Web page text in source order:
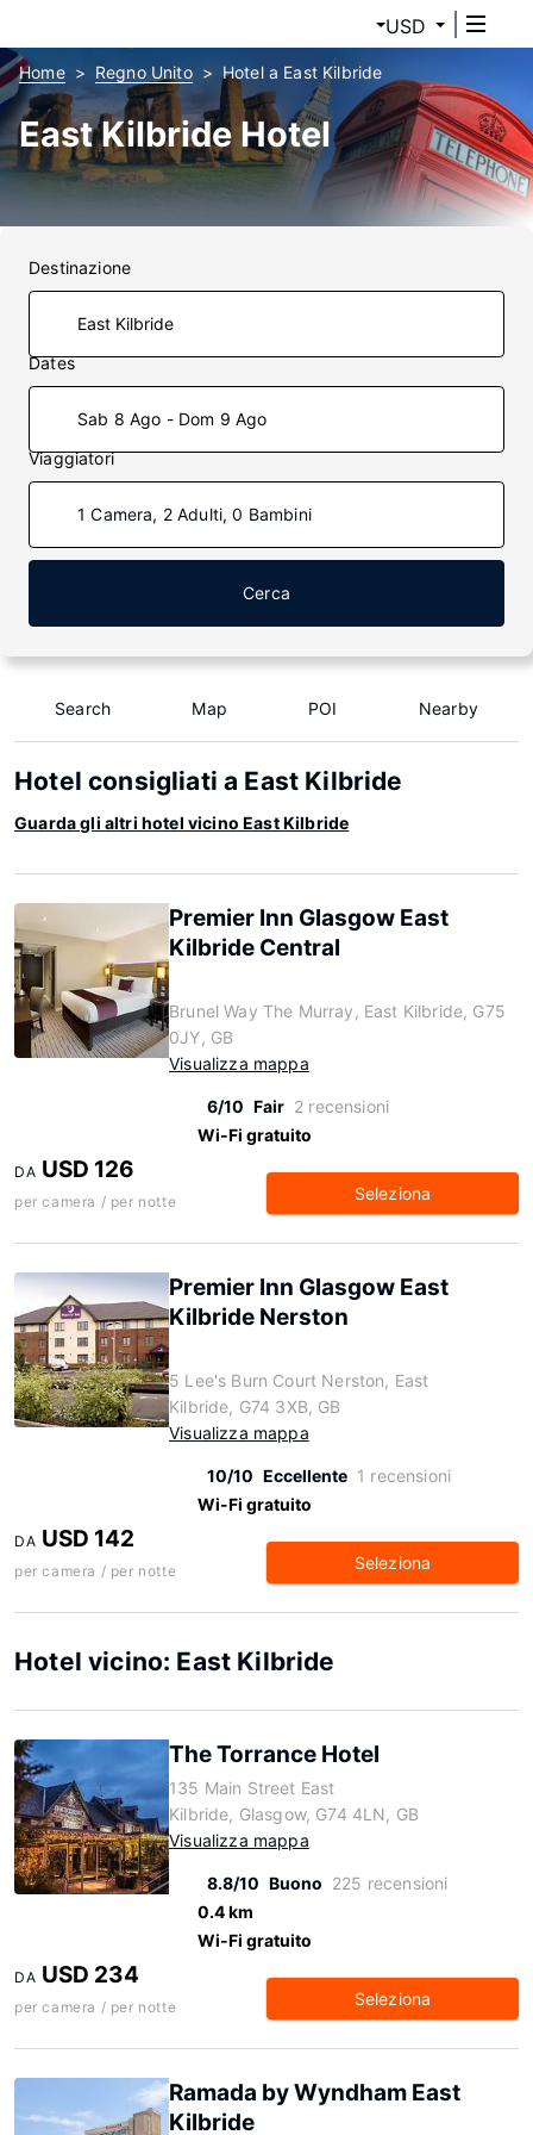
USD
Home Regno Unito Hotel a East Kilbride
East Kilbride Hotel
Destinazione
Dates
Sab 8 Ago - Dom 9 Ago
Viaggiatori
1 Camera, 2 Adulti, 0 Bambini
Cerca
Search Map POI Nearby
Hotel consigliati a East Kilbride
Guarda gli altri hotel vicino East Kilbride
Premier Inn Glasgow East
Kilbride Central
Brunel Way The Murray, East Kilbride, G75
0JY, GB
Visualizza mappa
6/10 Fair 2 recensioni
Wi-Fi gratuito
DA USD 126
per camera / per notte Seleziona
Premier Inn Glasgow East
Kilbride Nerston
5 Lee's Burn Court Nerston, East
Kilbride, G74 3XB, GB
Visualizza mappa
10/10 Eccellente 1 recensioni
Wi-Fi gratuito
DA USD 142
per camera / per notte Seleziona
Hotel vicino: East Kilbride
The Torrance Hotel
135 Main Street East
Kilbride, Glasgow, G74 4LN, GB
Visualizza mappa
8.8/10 Buono 225 recensioni
0.4 km
Wi-Fi gratuito
DA USD 234
per camera / per notte Seleziona
Ramada by Wyndham East
Kilbride